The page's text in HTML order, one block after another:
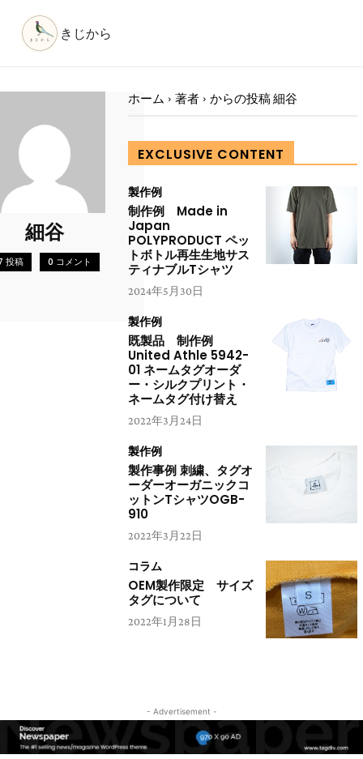
きじから
細谷
投稿 0 コメント
ホーム 著者 からの投稿 細谷
EXCLUSIVE CONTENT
製作例
制作例 Made in
Japan
POLYPRODUCT ペッ
トボトル再生生地サス
ティナブルTシャツ
2024年5月30日
製作例
既製品 制作例
United Athle 5942-
01 ネームタグオーダ
ー・シルクプリント・
ネームタグ付け替え
2022年3月24日
製作例
製作事例 刺繍、タグオ
ーダーオーガニックコ
ットンTシャツOGB-
910
2022年3月22日
コラム
OEM製作限定 サイズ
タグについて
2022年1月28日
- Advertisement -